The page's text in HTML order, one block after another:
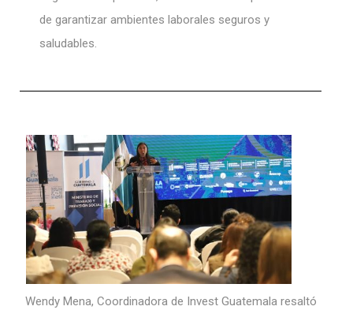
de garantizar ambientes laborales seguros y
saludables.
Wendy Mena, Coordinadora de Invest Guatemala resaltó